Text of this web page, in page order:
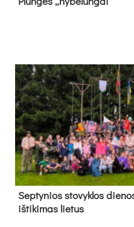
Sep­ty­nios sto­vyk­los
iš­ti­ki­mas lie­tus